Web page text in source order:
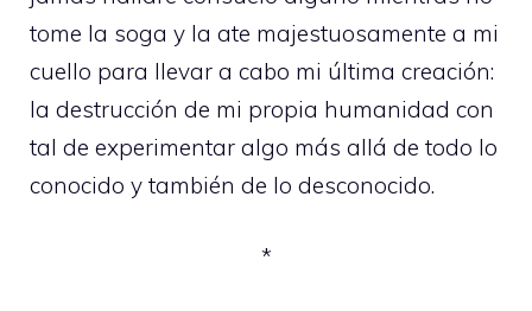
tome la soga y la ate majestuosamente a mi
cuello para llevar a cabo mi última creación:
la destrucción de mi propia humanidad con
tal de experimentar algo más allá de todo lo
conocido y también de lo desconocido.
*